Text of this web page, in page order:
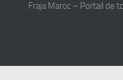
Fraja Maroc – Portail de